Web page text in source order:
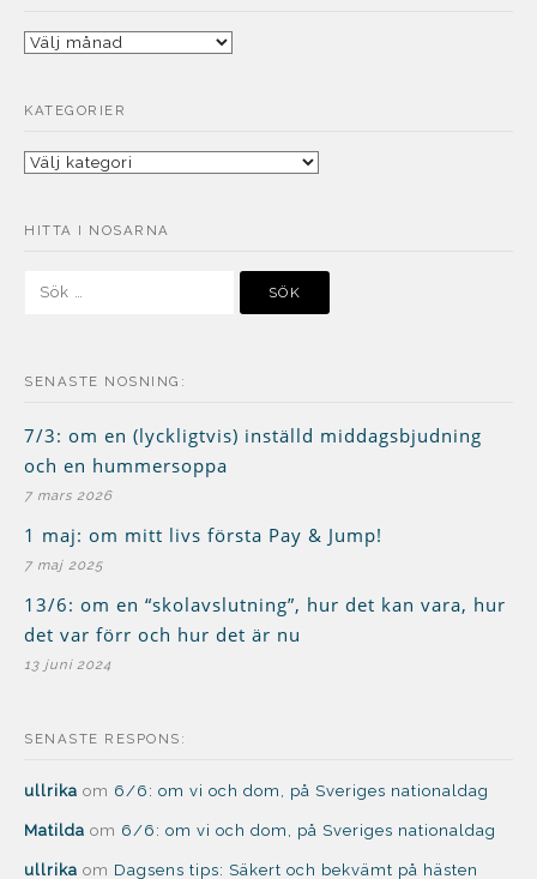
Arkiv
KATEGORIER
Kategorier
HITTA I NOSARNA
SENASTE NOSNING:
7/3: om en (lyckligtvis) inställd middagsbjudning
och en hummersoppa
7 mars 2026
1 maj: om mitt livs första Pay & Jump!
7 maj 2025
13/6: om en “skolavslutning”, hur det kan vara, hur
det var förr och hur det är nu
13 juni 2024
SENASTE RESPONS:
ullrika om 6/6: om vi och dom, på Sveriges nationaldag
Matilda om 6/6: om vi och dom, på Sveriges nationaldag
ullrika om Dagsens tips: Säkert och bekvämt på hästen